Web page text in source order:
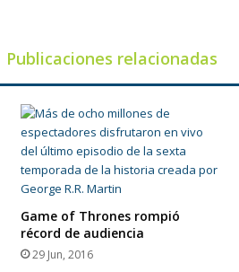
Publicaciones relacionadas
Game of Thrones rompió
récord de audiencia
29 Jun, 2016